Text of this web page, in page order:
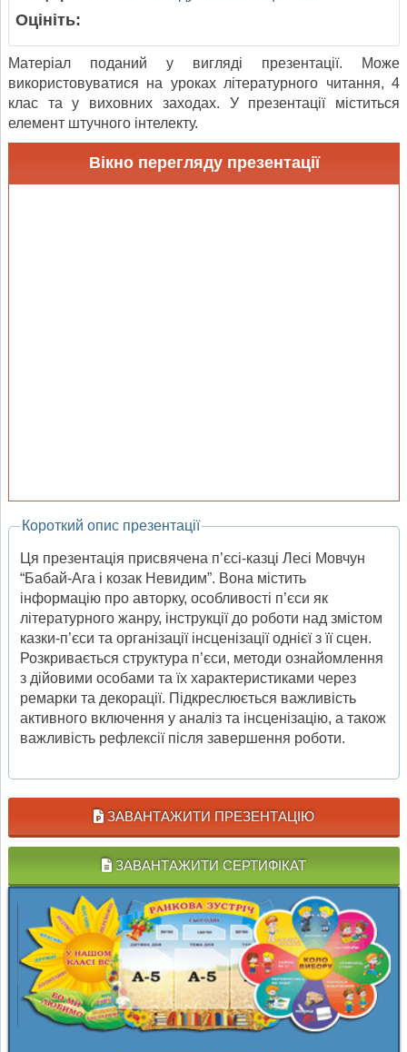
Оцініть:
Матеріал поданий у вигляді презентації. Може
використовуватися на уроках літературного читання, 4
клас та у виховних заходах. У презентації міститься
елемент штучного інтелекту.
Вікно перегляду презентації
Короткий опис презентації
Ця презентація присвячена п’єсі-казці Лесі Мовчун
“Бабай-Ага і козак Невидим”. Вона містить
інформацію про авторку, особливості п’єси як
літературного жанру, інструкції до роботи над змістом
казки-п’єси та організації інсценізації однієї з її сцен.
Розкривається структура п’єси, методи ознайомлення
з дійовими особами та їх характеристиками через
ремарки та декорації. Підкреслюється важливість
активного включення у аналіз та інсценізацію, а також
важливість рефлексії після завершення роботи.
ЗАВАНТАЖИТИ ПРЕЗЕНТАЦІЮ
ЗАВАНТАЖИТИ СЕРТИФІКАТ